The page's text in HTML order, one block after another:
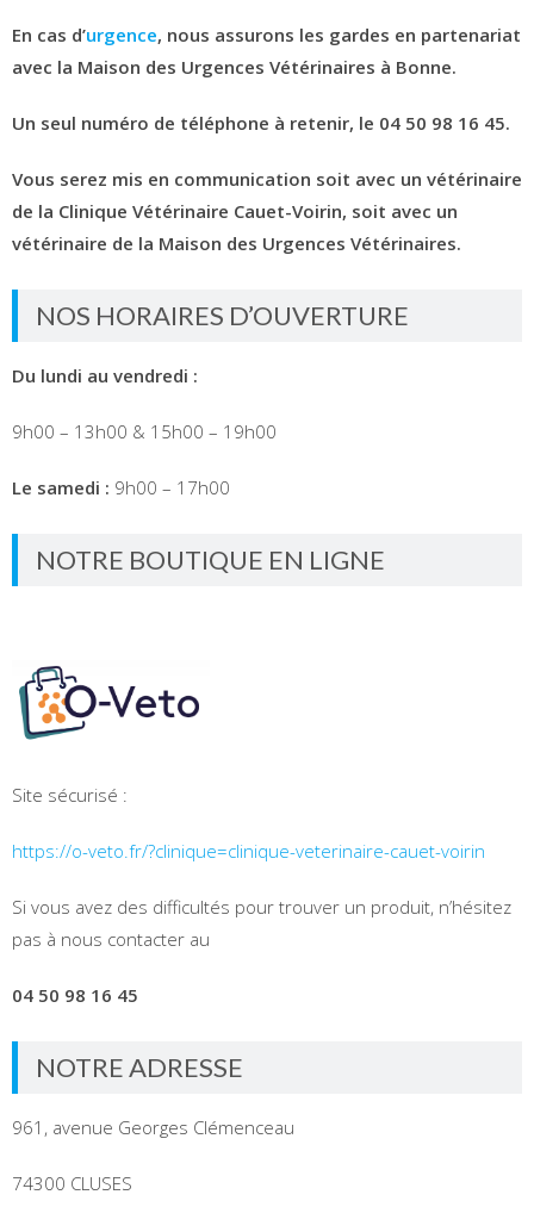
En cas d’urgence, nous assurons les gardes en partenariat
avec la Maison des Urgences Vétérinaires à Bonne.
Un seul numéro de téléphone à retenir, le 04 50 98 16 45.
Vous serez mis en communication soit avec un vétérinaire
de la Clinique Vétérinaire Cauet-Voirin, soit avec un
vétérinaire de la Maison des Urgences Vétérinaires.
NOS HORAIRES D’OUVERTURE
Du lundi au vendredi :
9h00 – 13h00 & 15h00 – 19h00
Le samedi : 9h00 – 17h00
NOTRE BOUTIQUE EN LIGNE
Site sécurisé :
https://o-veto.fr/?clinique=clinique-veterinaire-cauet-voirin
Si vous avez des difficultés pour trouver un produit, n’hésitez
pas à nous contacter au
04 50 98 16 45
NOTRE ADRESSE
961, avenue Georges Clémenceau
74300 CLUSES